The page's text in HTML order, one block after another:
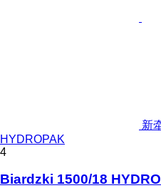
新
HYDROPAK
4
Biardzki 1500/18